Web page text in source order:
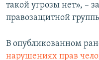
такой угрозы нет», –
правозащитной
В опубликованном
нарушениях прав